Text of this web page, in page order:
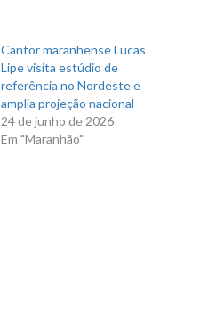
Cantor maranhense Lucas
Lipe visita estúdio de
referência no Nordeste e
amplia projeção nacional
24 de junho de 2026
Em "Maranhão"